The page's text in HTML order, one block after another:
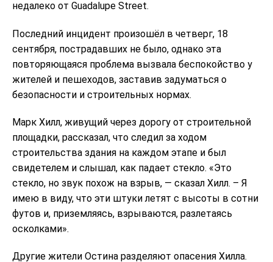
недалеко от Guadalupe Street.
Последний инцидент произошёл в четверг, 18
сентября, пострадавших не было, однако эта
повторяющаяся проблема вызвала беспокойство у
жителей и пешеходов, заставив задуматься о
безопасности и строительных нормах.
Марк Хилл, живущий через дорогу от строительной
площадки, рассказал, что следил за ходом
строительства здания на каждом этапе и был
свидетелем и слышал, как падает стекло. «Это
стекло, но звук похож на взрыв, — сказал Хилл. – Я
имею в виду, что эти штуки летят с высоты в сотни
футов и, приземляясь, взрываются, разлетаясь
осколками».
Другие жители Остина разделяют опасения Хилла.